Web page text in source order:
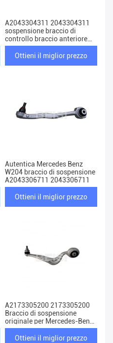
A2043304311 2043304311
sospensione braccio di
controllo braccio anteriore
sinistro Per Mercedes-Benz
Classe C
Ottieni il miglior prezzo
Autentica Mercedes Benz
W204 braccio di sospensione
A2043306711 2043306711
Ottieni il miglior prezzo
A2173305200 2173305200
Braccio di sospensione
originale per Mercedes-Benz
Classe S W222 Braccio di
controllo anteriore destro
Ottieni il miglior prezzo